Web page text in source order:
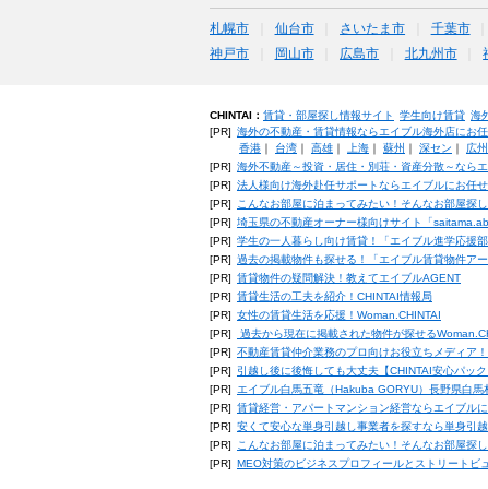
札幌市 仙台市 さいたま市 千葉市
神戸市
岡山市 広島市 北九州市
CHINTAI： 賃貸・部屋探し情報サイト 学生向け賃貸 海
[PR] 海外の不動産・賃貸情報ならエイブル海外店にお任
香港｜ 台湾｜ 高雄｜ 上海｜ 蘇州 ｜ 深セン ｜ 広州
[PR] 海外不動産～投資・居住・別荘・資産分散～なら
[PR] 法人様向け海外赴任サポートならエイブルにお任せ
[PR]
こんなお部屋に泊まってみたい！そんなお部屋探
[PR] 埼玉県の不動産オーナー様向けサイト「
[PR] 学生の一人暮らし向け賃貸！「エイブル進学応援部
[PR] 過去の掲載物件も探せる！「エイブル賃貸物件アー
[PR] 賃貸物件の疑問解決！教えてエイブルAGENT
[PR] 賃貸生活の工夫を紹介！CHINTAI情報局
[PR] 女性の賃貸生活を応援！Woman.CHINTAI
[PR]
過去から現在に掲載された物件が探せる
[PR] 不動産賃貸仲介業務のプロ向けお役立ちメディア
[PR]
引越し後に後悔しても大丈夫【CHINTAI安心パッ
[PR]
エイブル白馬五竜（Hakuba GORYU）長野県白
[PR] 賃貸経営・アパートマンション経営ならエイブル
[PR] 安くて安心な単身引越し事業者を探すなら単身引越
[PR]
こんなお部屋に泊まってみたい！そんなお部屋探
[PR] MEO対策のビジネスプロフィールとストリートビ